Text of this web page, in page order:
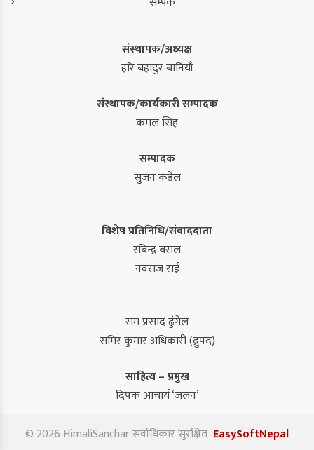
संस्थापक/अध्यक्ष
हरि बहादुर बानियाँ
संस्थापक/कार्यकारी सम्पादक
कमल सिंह
सम्पादक
सुजन कंडेल
विशेष प्रतिनिधि/संवाददाता
रबिन्द्र बराल
नवराज राई
राम प्रसाद ढुंगेल
समिर कुमार अधिकारी (द्रुपद)
साहित्य – प्रमुख
दिपक आचार्य ‘जलन’
© 2026 HimaliSanchar सर्वाधिकार सुरक्षित EasySoftNepal